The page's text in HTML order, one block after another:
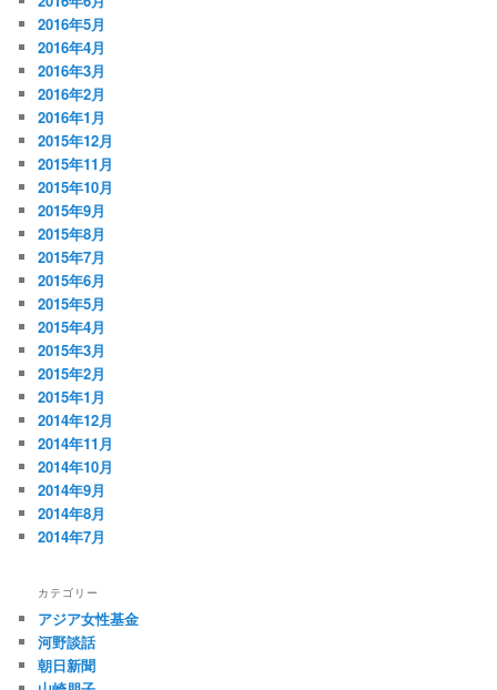
2016年5月
2016年4月
2016年3月
2016年2月
2016年1月
2015年12月
2015年11月
2015年10月
2015年9月
2015年8月
2015年7月
2015年6月
2015年5月
2015年4月
2015年3月
2015年2月
2015年1月
2014年12月
2014年11月
2014年10月
2014年9月
2014年8月
2014年7月
カテゴリー
アジア女性基金
河野談話
朝日新聞